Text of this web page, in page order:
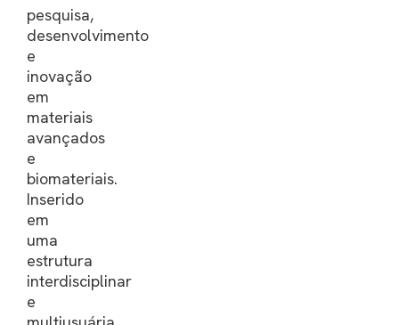
pesquisa,
desenvolvimento
e
inovação
em
materiais
avançados
e
biomateriais.
Inserido
em
uma
estrutura
interdisciplinar
e